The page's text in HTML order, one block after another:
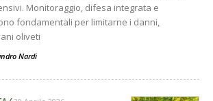
Monitoraggio, difesa integrata e
fondamentali per limitarne i danni,
oliveti
Nardi